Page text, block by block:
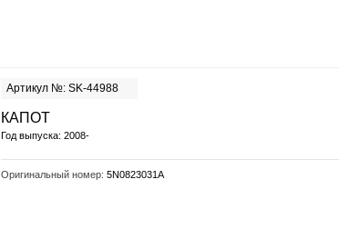
Артикул №: SK-44988
КАПОТ
Год выпуска: 2008-
Оригинальный номер: 5N0823031A